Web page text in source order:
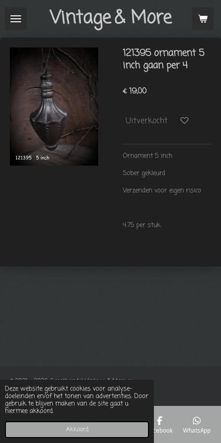
Deze website gebruikt cookies voor analyse-
doeleinden en/of het tonen van advertenties. Door
gebruik te blijven maken van de site gaat u
hiermee akkoord.
Akkoord
direct
hoofdinhoud
Vintage& More
121395 ornament 5
inch gaan per 4
€ 19,00
Uitverkocht
Ornament 5 inch
Sober gekleurd
Verzenden voor eigen risico
4.75 per stuk
© 2021 - 2026 Groothandel Vintage & More.eu
Powered byJouwWeb
Telefoonnummer Facebook WhatsApp